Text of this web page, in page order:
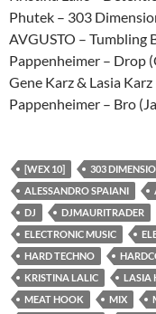
Phutek – 303
AVGUSTO – Tumbling
Pappenheimer – Drop
Gene Karz & Lasia
Pappenheimer – Bro
[WEX 10] 303
ALESSANDRO SPAIANI
DJ
DJMAURITRADER
ELECTRONIC MUSIC
HARD TECHNO
KRISTINA LALIC
LASIA
MEAT HOOK
MIX